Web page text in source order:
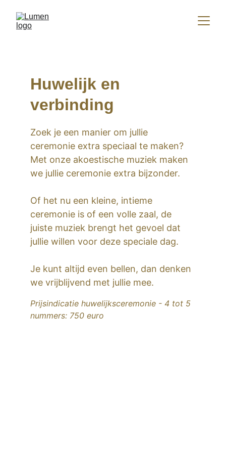
Huwelijk en
verbinding
Zoek je een manier om jullie
ceremonie extra speciaal te maken?
Met onze akoestische muziek maken
we jullie ceremonie extra bijzonder.
Of het nu een kleine, intieme
ceremonie is of een volle zaal, de
juiste muziek brengt het gevoel dat
jullie willen voor deze speciale dag.
Je kunt altijd even bellen, dan denken
we vrijblijvend met jullie mee.
Prijsindicatie huwelijksceremonie - 4 tot 5
nummers: 750 euro